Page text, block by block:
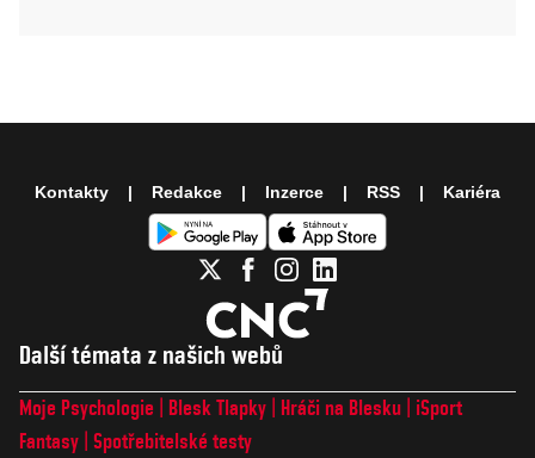
Další témata z našich webů
Moje Psychologie Blesk Tlapky Hráči na Blesku
iSport
Fantasy Spotřebitelské testy
Kontakty Redakce Inzerce RSS Kariéra